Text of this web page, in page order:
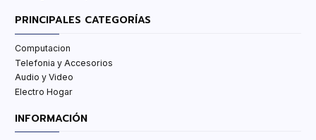
PRINCIPALES CATEGORÍAS
Computacion
Telefonia y Accesorios
Audio y Video
Electro Hogar
INFORMACIÓN